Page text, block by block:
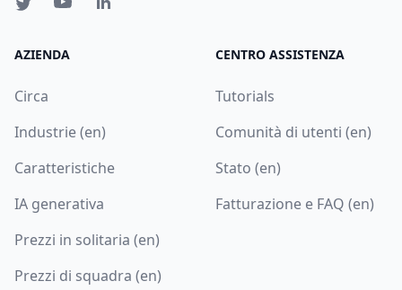
AZIENDA
Circa
Industrie (en)
Caratteristiche
IA generativa
Prezzi in solitaria (en)
Prezzi di squadra (en)
CENTRO ASSISTENZA
Tutorials
Comunità di utenti (en)
Stato (en)
Fatturazione e FAQ (en)